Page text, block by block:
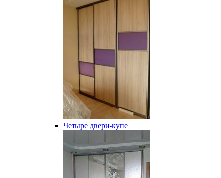
Четыре двери-купе